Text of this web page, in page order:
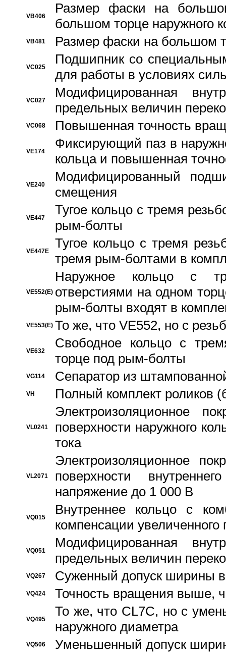
VB406
Размер фаски на
большом торце наружного
VB481 Размер фаски на большом
VC025
Подшипник со
для работы в условиях
VC027
Модифицированная
предельных величин
VC068 Повышенная точность
VE174
Фиксирующий паз в
кольца и повышенная
VE240
Модифицированный
смещения
VE447
Тугое кольцо с тремя
рым-болты
VE447E
Тугое кольцо с тремя
тремя рым-болтами в
VE552(E)
Наружное кольцо с
отверстиями на одном
рым-болты входят в
VE553(E) То же, что VE552, но с
VE632
Свободное кольцо с
торце под рым-болты
VG114 Сепаратор из
VH Полный комплект роликов
VL0241
Электроизоляционное
поверхности наружного
тока
VL2071
Электроизоляционное
поверхности
напряжение до 1 000 В
VQ015
Bнутреннее кольцо с
компенсации увеличенного
VQ051
Модифицированная
предельных величин
VQ267 Суженный допуск ширины
VQ424 Точность вращения выше,
VQ495
То же, что CL7C, но с
наружного диаметра
VQ506 Уменьшенный допуск